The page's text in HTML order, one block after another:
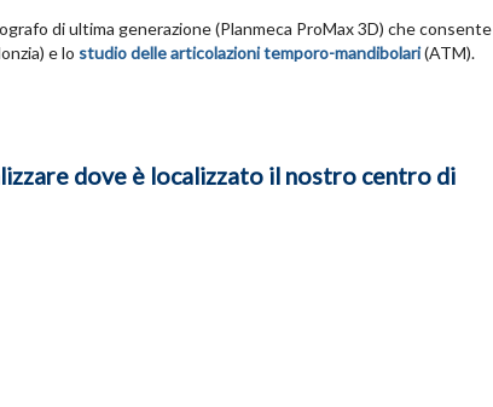
di ultima generazione (Planmeca ProMax 3D) che consente
e lo studio delle articolazioni temporo-mandibolari (ATM).
dove è localizzato il nostro centro di